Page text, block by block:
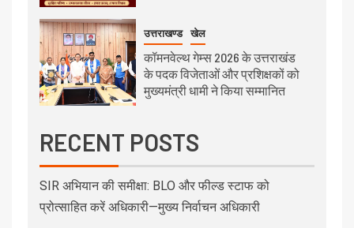
उत्तराखण्ड खेल
कॉमनवेल्थ गेम्स 2026 के उत्तराखंड
के पदक विजेताओं और प्रशिक्षकों को
मुख्यमंत्री धामी ने किया सम्मानित
RECENT POSTS
SIR अभियान की समीक्षा: BLO और फील्ड स्टाफ को
प्रोत्साहित करें अधिकारी—मुख्य निर्वाचन अधिकारी